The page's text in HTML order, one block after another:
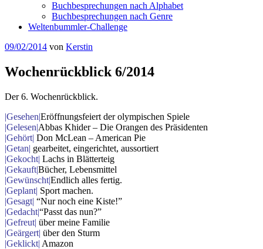
Buchbesprechungen nach Alphabet
Buchbesprechungen nach Genre
Weltenbummler-Challenge
Veröffentlicht
09/02/2014 von Kerstin
Wochenrückblick 6/2014
Der 6. Wochenrückblick.
|Gesehen|Eröffnungsfeiert der olympischen Spiele
|Gelesen|Abbas Khider – Die Orangen des Präsidenten
|Gehört| Don McLean – American Pie
|Getan| gearbeitet, eingerichtet, aussortiert
|Gekocht| Lachs in Blätterteig
|Gekauft|Bücher, Lebensmittel
|Gewünscht|Endlich alles fertig.
|Geplant| Sport machen.
|Gesagt| “Nur noch eine Kiste!”
|Gedacht|“Passt das nun?”
|Gefreut| über meine Familie
|Geärgert| über den Sturm
|Geklickt| Amazon